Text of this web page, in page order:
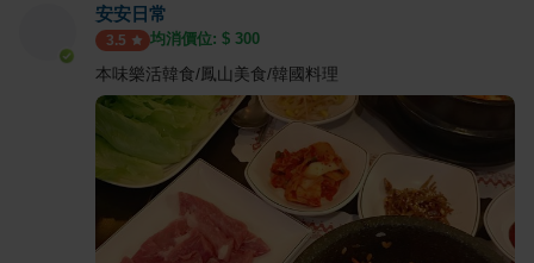
安安日常
3.5 均消價位: $ 300
本味樂活韓食/鳳山美食/韓國料理